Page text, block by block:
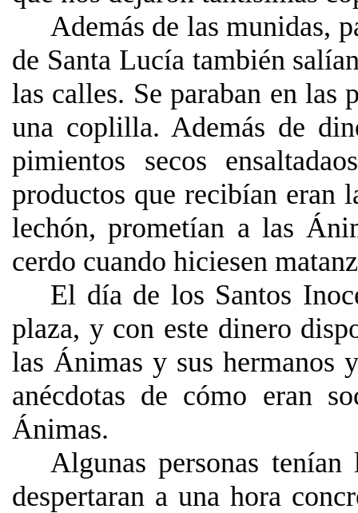
Además de las munidas,
de Santa Lucía también
las calles. Se paraban en las
una coplilla. Además de
pimientos secos
productos que recibían eran
lechón, prometían a las
cerdo cuando hiciesen
El día de los Santos
plaza, y con este dinero
las Ánimas y sus hermanos
anécdotas de cómo eran
Ánimas.
Algunas personas
despertaran a una hora